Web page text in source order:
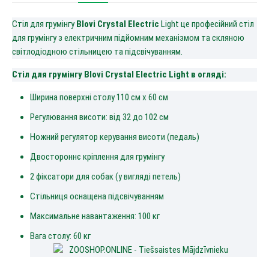
Стіл для грумінгуBlovi Crystal Electric Light це професійний стіл
для грумінгу з електричним підйомним механізмом та скляною
світлодіодною стільницею та підсвічуванням.
Стіл для грумінгу Blovi Crystal Electric Light в огляді:
Ширина поверхні столу 110 см х 60 см
Регулювання висоти: від 32 до 102 см
Ножний регулятор керування висоти (педаль)
Двостороннє кріплення для грумінгу
2 фіксатори для собак (у вигляді петель)
Стільниця оснащена підсвічуванням
Максимальне навантаження: 100 кг
Вага столу: 60 кг